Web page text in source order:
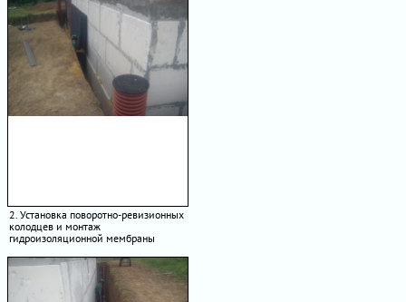
2. Установка поворотно-ревизионных
колодцев и монтаж
гидроизоляционной мембраны